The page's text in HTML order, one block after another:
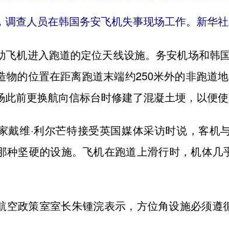
调查人员在韩国务安飞机失事现场工作。新华社
进入跑道的定位天线设施。务安机场和韩
物的位置在距离跑道末端约250米外的非跑道
前更换航向信标台时修建了混凝土埂，以便
维·利尔芒特接受英国媒体采访时说，客机
种坚硬的设施。飞机在跑道上滑行时，机体
政策室室长朱锺浣表示，方位角设施必须遵